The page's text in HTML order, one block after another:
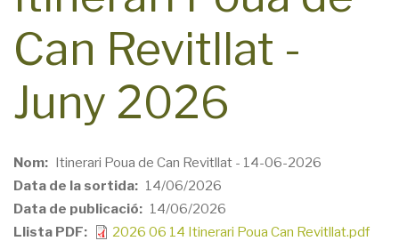
Can Revitllat -
Juny 2026
Nom
Itinerari Poua de Can Revitllat - 14-06-2026
Data de la sortida
14/06/2026
Data de publicació
14/06/2026
Llista PDF
2026 06 14 Itinerari Poua Can Revitllat.pdf